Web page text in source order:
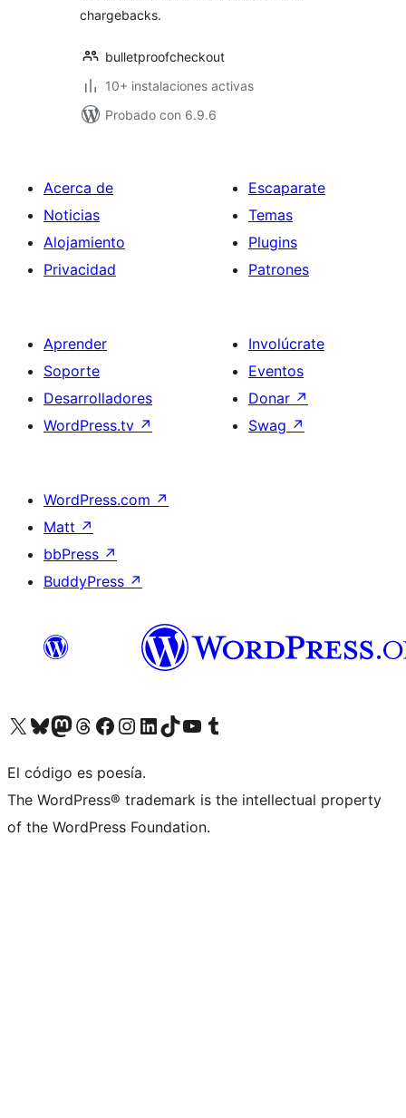
chargebacks.
bulletproofcheckout
10+ instalaciones activas
Probado con 6.9.6
Acerca de
Noticias
Alojamiento
Privacidad
Escaparate
Temas
Plugins
Patrones
Aprender
Soporte
Desarrolladores
WordPress.tv ↗
Involúcrate
Eventos
Donar ↗
Swag ↗
WordPress.com ↗
Matt ↗
bbPress ↗
BuddyPress ↗
Visita nuestra cuenta de X (anteriormente Twitter)
Visita nuestra cuenta de Bluesky
Visita nuestra cuenta de Mastodon
Visita nuestra cuenta de Threads
Visita nuestra página de Facebook
Visita nuestra cuenta de Instagram
Visita nuestra cuenta de LinkedIn
Visita nuestra cuenta de TikTok
Visita nuestro canal de YouTube
Visita nuestra cuenta de Tumblr
El código es poesía.
The WordPress® trademark is the intellectual property
of the WordPress Foundation.